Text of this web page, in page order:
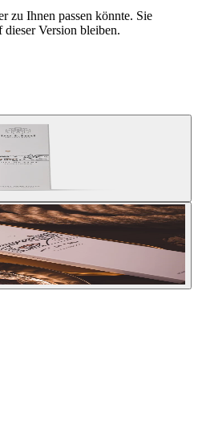
zu Ihnen passen könnte. Sie
Version bleiben.